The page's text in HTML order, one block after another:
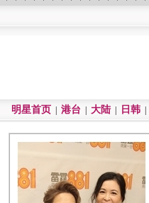
明星首页 港台 大陆 日韩